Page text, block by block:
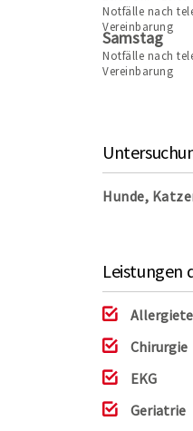
Notfälle nach
Vereinbarung
Samstag
Notfälle nach
Vereinbarung
Hunde,
Leistungen
Chirurgie
EKG
Geriatrie